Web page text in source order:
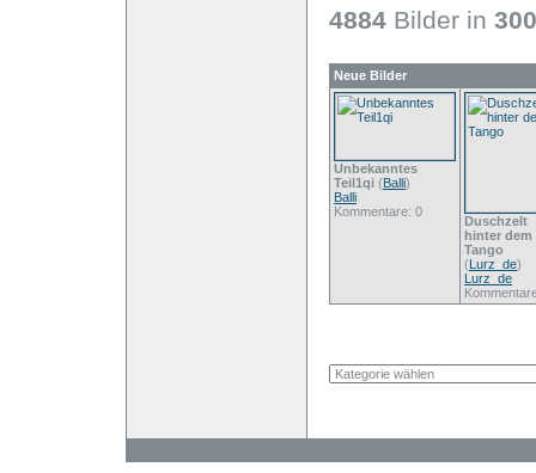
4884 Bilder in 300
Neue Bilder
Unbekanntes
Teil1qi (Balli)
Balli
Kommentare: 0
Duschzelt
hinter dem
Tango
(Lurz_de)
Lurz_de